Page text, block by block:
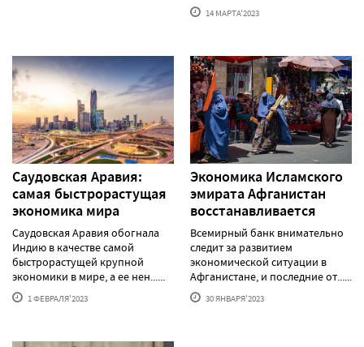
14 МАРТА'2023
Саудовская Аравия:
самая быстрорастущая
экономика мира
Саудовская Аравия обогнала
Индию в качестве самой
быстрорастущей крупной
экономики в мире, а ее нен......
1 ФЕВРАЛЯ'2023
Экономика Исламского
эмирата Афганистан
восстанавливается
Всемирный банк внимательно
следит за развитием
экономической ситуации в
Афганистане, и последние от......
30 ЯНВАРЯ'2023